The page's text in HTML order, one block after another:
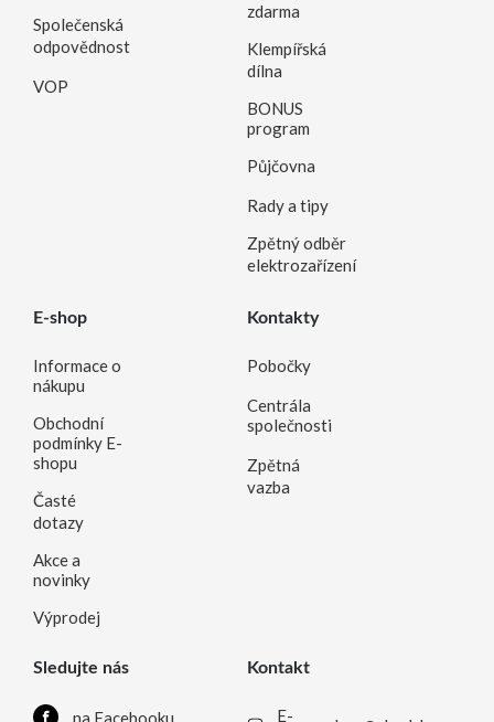
Společenská
odpovědnost
VOP
zdarma
Klempířská
dílna
BONUS
program
Půjčovna
Rady a tipy
Zpětný odběr
elektrozařízení
E-shop
Informace o
nákupu
Obchodní
podmínky E-
shopu
Časté
dotazy
Akce a
novinky
Výprodej
Kontakty
Pobočky
Centrála
společnosti
Zpětná
vazba
Sledujte nás
na Facebooku
Kontakt
E-